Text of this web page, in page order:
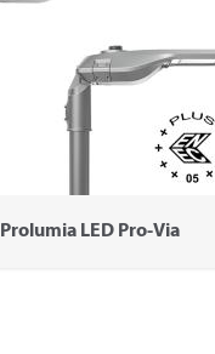
Prolumia LED Pro-Via